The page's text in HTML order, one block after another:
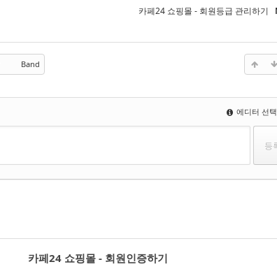
카페24 쇼핑몰 - 회원등급 관리하기
Band
에디터 선
카페24 쇼핑몰 - 회원인증하기